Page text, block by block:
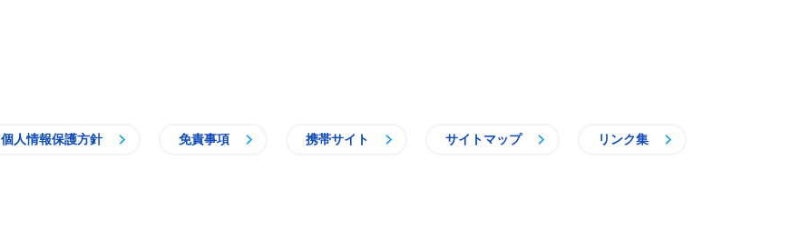
個人情報保護方針 免責事項 携帯サイト サイトマップ リンク集